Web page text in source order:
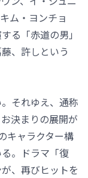
ム・ヨンチョ
る「赤道の男」
、許しという
それゆえ、通称
決まりの展開が
キャラクター構
。ドラマ「復
、再びヒットを